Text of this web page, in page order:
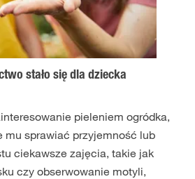
stało się dla dziecka
pieleniem ogródka,
mu sprawiać przyjemność lub
ciekawsze zajęcia, takie jak
czy obserwowanie motyli,